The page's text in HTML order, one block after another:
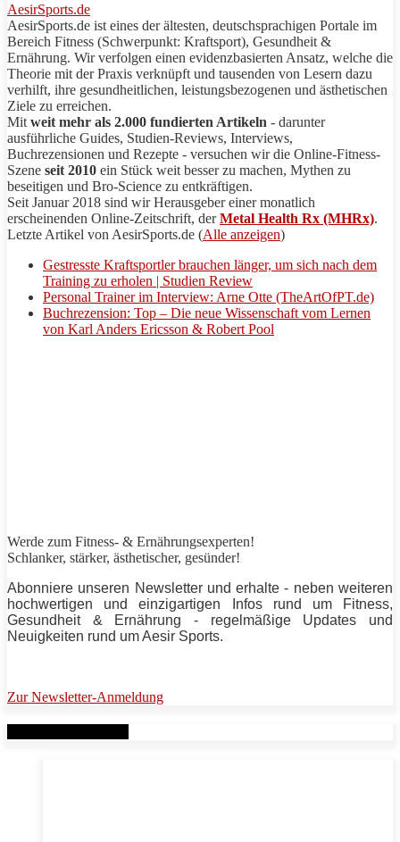
AesirSports.de
AesirSports.de ist eines der ältesten, deutschsprachigen Portale im
Bereich Fitness (Schwerpunkt: Kraftsport), Gesundheit &
Ernährung. Wir verfolgen einen evidenzbasierten Ansatz, welche die
Theorie mit der Praxis verknüpft und tausenden von Lesern dazu
verhilft, ihre gesundheitlichen, leistungsbezogenen und ästhetischen
Ziele zu erreichen.
Mit weit mehr als 2.000 fundierten Artikeln - darunter
ausführliche Guides, Studien-Reviews, Interviews,
Buchrezensionen und Rezepte - versuchen wir die Online-Fitness-
Szene seit 2010 ein Stück weit besser zu machen, Mythen zu
beseitigen und Bro-Science zu entkräftigen.
Seit Januar 2018 sind wir Herausgeber einer monatlich
erscheinenden Online-Zeitschrift, derMetal Health Rx (MHRx).
Letzte Artikel von AesirSports.de (Alle anzeigen)
Gestresste Kraftsportler brauchen länger, um sich nach dem
Training zu erholen | Studien Review
Personal Trainer im Interview: Arne Otte (TheArtOfPT.de)
Buchrezension: Top – Die neue Wissenschaft vom Lernen
von Karl Anders Ericsson & Robert Pool
Werde zum Fitness- & Ernährungsexperten!
Schlanker, stärker, ästhetischer, gesünder!
Abonniere unseren Newsletter und erhalte - neben weiteren
hochwertigen und einzigartigen Infos rund um Fitness,
Gesundheit & Ernährung - regelmäßige Updates und
Neuigkeiten rund umAesir Sports.
Zur Newsletter-Anmeldung